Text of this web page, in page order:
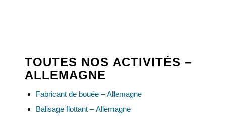
TOUTES NOS ACTIVITÉS –
ALLEMAGNE
Fabricant de bouée – Allemagne
Balisage flottant – Allemagne